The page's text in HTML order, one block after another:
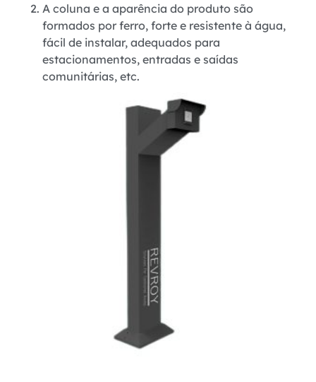
A coluna e a aparência do produto são
formados por ferro, forte e resistente à água,
fácil de instalar, adequados para
estacionamentos, entradas e saídas
comunitárias, etc.